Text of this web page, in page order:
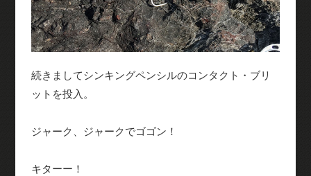
続きましてシンキングペンシルのコンタクト・ブリ
ットを投入。
ジャーク、ジャークでゴゴン！
キターー！